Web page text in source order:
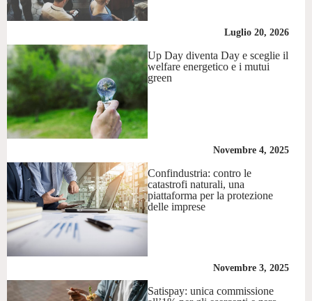
Luglio 20, 2026
Up Day diventa Day e sceglie il
welfare energetico e i mutui
green
Novembre 4, 2025
Confindustria: contro le
catastrofi naturali, una
piattaforma per la protezione
delle imprese
Novembre 3, 2025
Satispay: unica commissione